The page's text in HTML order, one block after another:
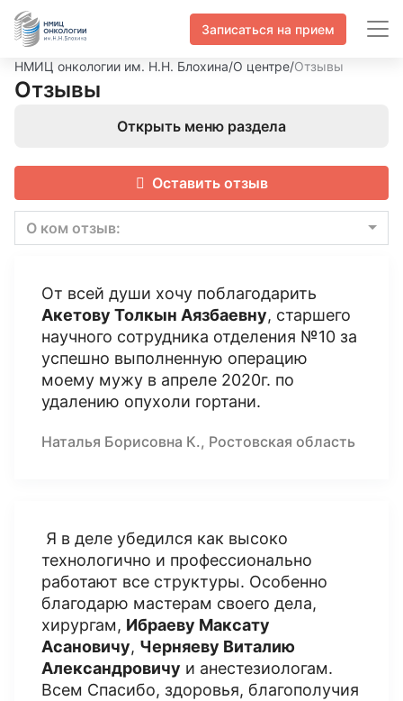
Записаться на прием
НМИЦ онкологии им. Н.Н. Блохина/О центре/Отзывы
Отзывы
Открыть меню раздела
Оставить отзыв
О ком отзыв:
От всей души хочу поблагодарить
Акетову Толкын Аязбаевну, старшего
научного сотрудника отделения №10 за
успешно выполненную операцию
моему мужу в апреле 2020г. по
удалению опухоли гортани.
Наталья Борисовна К., Ростовская область
Я в деле убедился как высоко
технологично и профессионально
работают все структуры. Особенно
благодарю мастерам своего дела,
хирургам, Ибраеву Максату
Асановичу, Черняеву Виталию
Александровичу и анестезиологам.
Всем Спасибо, здоровья, благополучия